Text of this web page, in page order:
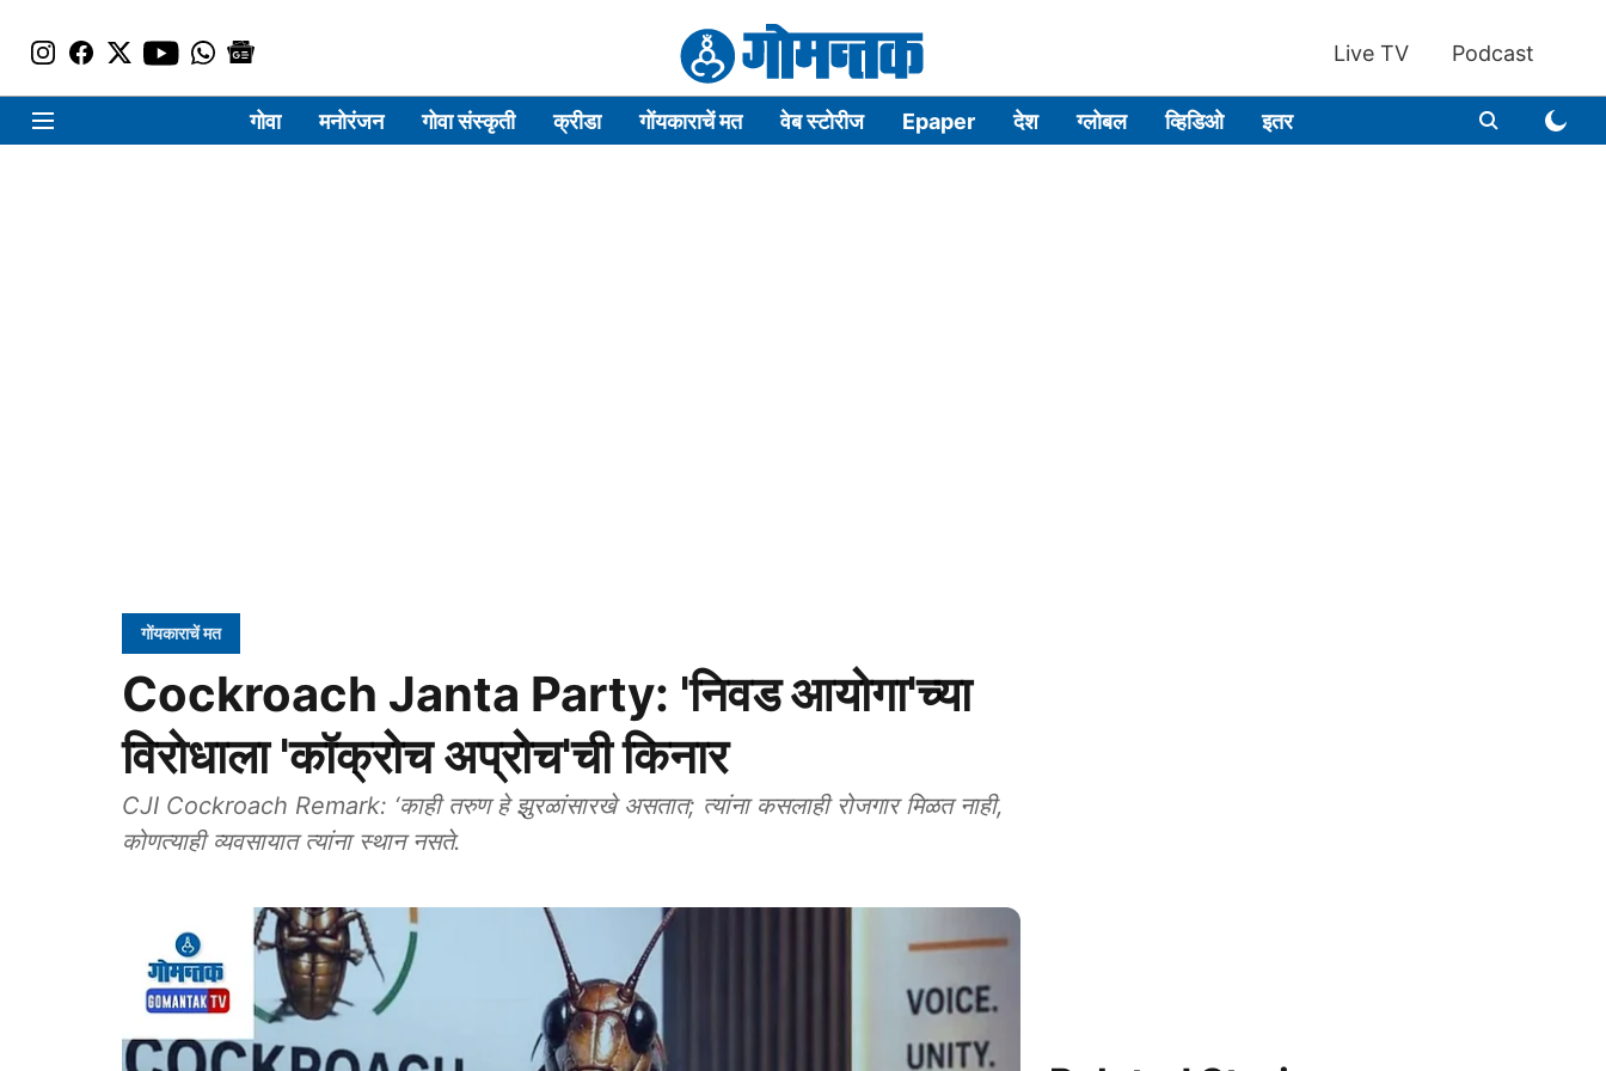
Live TV Podcast
गोवा मनोरंजन गोवा संस्कृती क्रीडा गोंयकाराचें मत वेब स्टोरीज Epaper देश ग्लोबल व्हिडिओ इतर
गोंयकाराचें मत
Cockroach Janta Party: 'निवड आयोगा'च्या
विरोधाला 'कॉक्रोच अप्रोच'ची किनार
CJI Cockroach Remark: ‘काही तरुण हे झुरळांसारखे असतात; त्यांना कसलाही रोजगार मिळत नाही,
कोणत्याही व्यवसायात त्यांना स्थान नसते.